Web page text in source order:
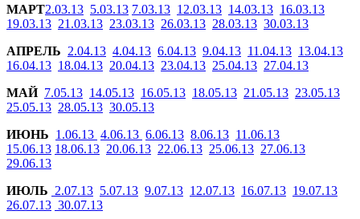
МАРТ2.03.13 5.03.13 7.03.13 12.03.13 14.03.13 16.03.13
19.03.13 21.03.13 23.03.13 26.03.13 28.03.13 30.03.13
АПРЕЛЬ 2.04.13 4.04.13 6.04.13 9.04.13 11.04.13 13.04.13
16.04.13 18.04.13 20.04.13 23.04.13 25.04.13 27.04.13
МАЙ 7.05.13 14.05.13 16.05.13 18.05.13 21.05.13 23.05.13
25.05.13 28.05.13 30.05.13
ИЮНЬ 1.06.13 4.06.13 6.06.13 8.06.13 11.06.13
15.06.13 18.06.13 20.06.13 22.06.13 25.06.13 27.06.13
29.06.13
ИЮЛЬ 2.07.13 5.07.13 9.07.13 12.07.13 16.07.13 19.07.13
26.07.13 30.07.13